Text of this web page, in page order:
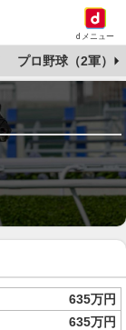
dメニュー
プロ野球（2軍）
635万円
635万円